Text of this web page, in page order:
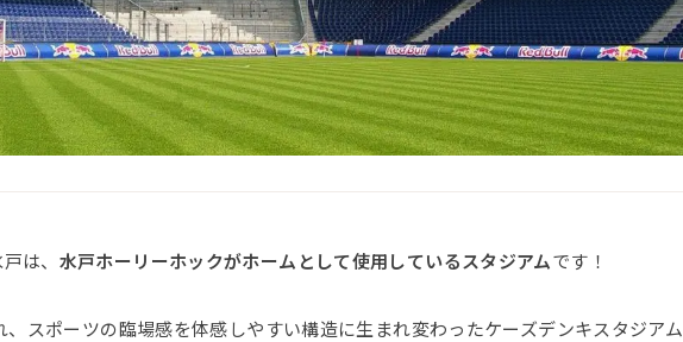
は、 水戸ホーリーホックがホームとして使用しているスタジアムです！
、スポーツの臨場感を体感しやすい構造に生まれ変わったケーズデンキスタジアム